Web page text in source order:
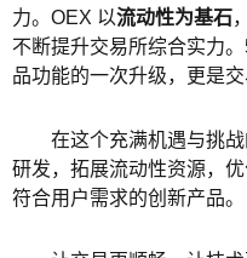
力。OEX 以流动性为基石
不断提升交易所综合实力
品功能的一次升级，更是
在这个充满机遇与挑
研发，拓展流动性资源，
符合用户需求的创新产品。